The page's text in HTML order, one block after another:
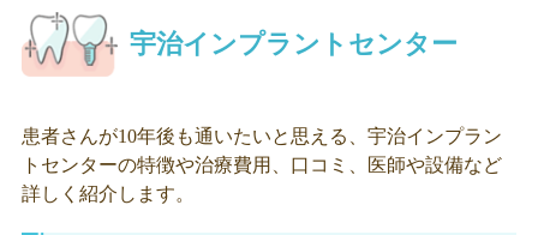
宇治インプラントセンター
患者さんが10年後も通いたいと思える、宇治インプラン
トセンターの特徴や治療費用、口コミ、医師や設備など
詳しく紹介します。